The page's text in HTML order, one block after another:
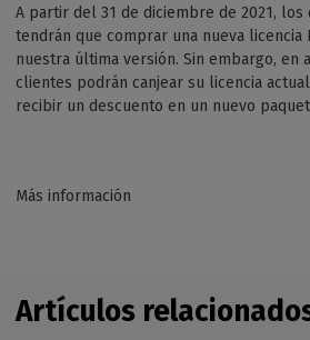
A partir del 31 de diciembre de 2021,
tendrán que comprar una nueva licencia
nuestra última versión. Sin embargo, en
clientes podrán canjear su licencia
recibir un descuento en un nuevo
Más información
Artículos